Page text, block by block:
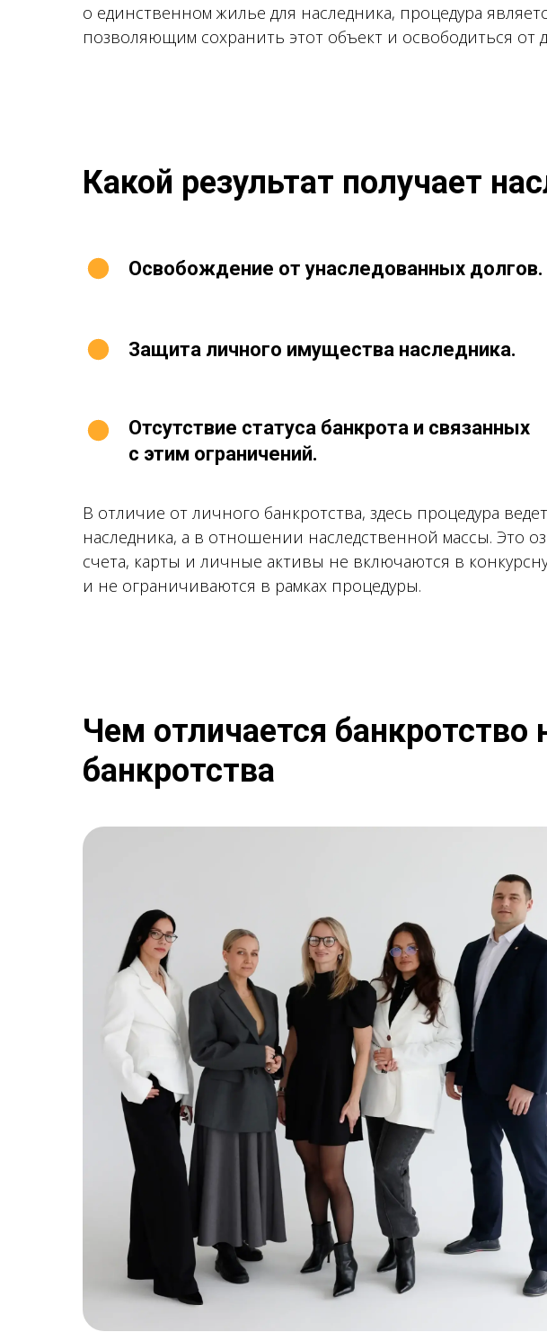
о единственном жилье для наследника, процедура
позволяющим сохранить этот объект и освободиться от
Какой результат получает
Освобождение от унаследованных долгов.
Защита личного имущества наследника.
Отсутствие статуса банкрота и связанных
с этим ограничений.
В отличие от личного банкротства, здесь процедура
наследника, а в отношении наследственной массы. Это
счета, карты и личные активы не включаются в
и не ограничиваются в рамках процедуры.
Чем отличается
банкротства